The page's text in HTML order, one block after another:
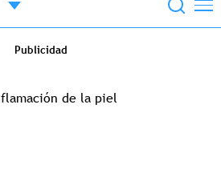
Publicidad
de la piel